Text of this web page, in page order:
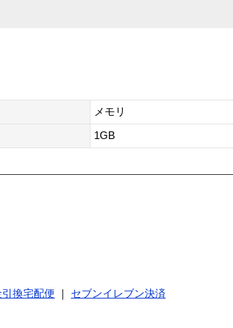
メモリ
1GB
換宅配便
セブンイレブン決済